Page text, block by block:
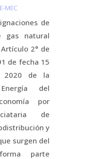
MEC
de
gas natural
2° de
de fecha 15
2020 de la
del
por
de
y
surgen del
parte